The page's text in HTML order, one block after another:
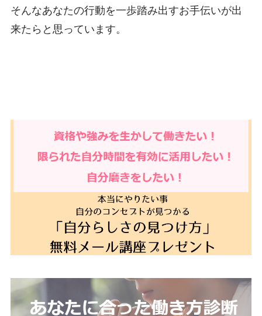
そんなあなたの行動を一歩踏み出すお手伝いが出
来たらと思っています。